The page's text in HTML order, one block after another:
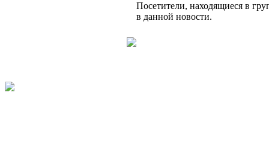
Посетители, находящиеся в
в данной новости.